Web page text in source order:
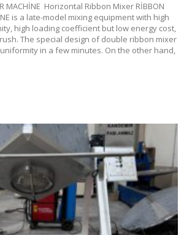
MACHİNE Horizontal Ribbon Mixer RİBBON
is a late-model mixing equipment with high
high loading coefficient but low energy cost,
The special design of double ribbon mixer
in a few minutes. On the other hand,